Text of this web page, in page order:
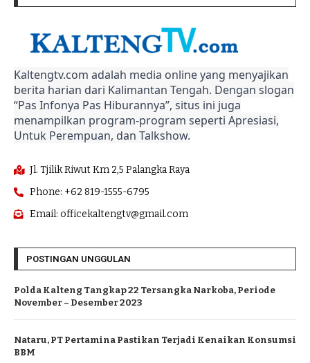
Kaltengtv.com adalah media online yang menyajikan
berita harian dari Kalimantan Tengah. Dengan slogan
“Pas Infonya Pas Hiburannya”, situs ini juga
menampilkan program-program seperti Apresiasi,
Untuk Perempuan, dan Talkshow.
Jl. Tjilik Riwut Km 2,5 Palangka Raya
Phone: +62 819-1555-6795
Email: officekaltengtv@gmail.com
POSTINGAN UNGGULAN
Polda Kalteng Tangkap 22 Tersangka Narkoba, Periode
November – Desember 2023
Nataru, PT Pertamina Pastikan Terjadi Kenaikan Konsumsi
BBM